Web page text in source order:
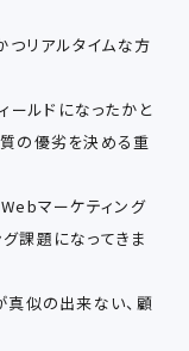
つリアルタイムな⽅
ールドになったかと
の優劣を決める重
マーケティング
課題になってきま
真似の出来ない、顧